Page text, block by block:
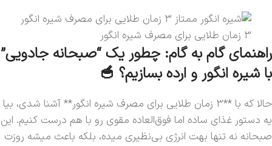
3 زمان طلایی برای مصرف شیره انگور
راهنمای گام به گام: چطور یک “صبحانه جادویی”
با شیره انگور و ارده بسازیم؟ 🥣
حالا که با **3 زمان طلایی برای مصرف شیره انگور** آشنا شدی، بیا
یه دستور غذای ساده اما فوق‌العاده مقوی رو با هم درست کنیم. این
صبحانه نه تنها بهت انرژی بی‌نظیری میده، بلکه باعث میشه روزت